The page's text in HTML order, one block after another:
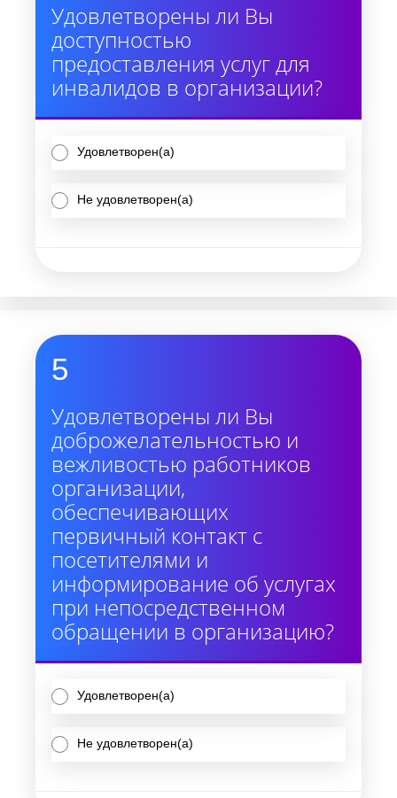
Удовлетворены ли Вы
доступностью
предоставления услуг для
инвалидов в организации?
Удовлетворен(а)
Не удовлетворен(а)
5
Удовлетворены ли Вы
доброжелательностью и
вежливостью работников
организации,
обеспечивающих
первичный контакт с
посетителями и
информирование об услугах
при непосредственном
обращении в организацию?
Удовлетворен(а)
Не удовлетворен(а)